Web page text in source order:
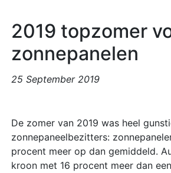
2019 topzomer
zonnepanelen
25 September 2019
De zomer van 2019 was heel
zonnepaneelbezitters:
procent meer op dan gemiddeld.
kroon met 16 procent meer dan